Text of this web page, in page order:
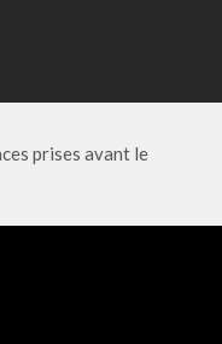
prises avant le